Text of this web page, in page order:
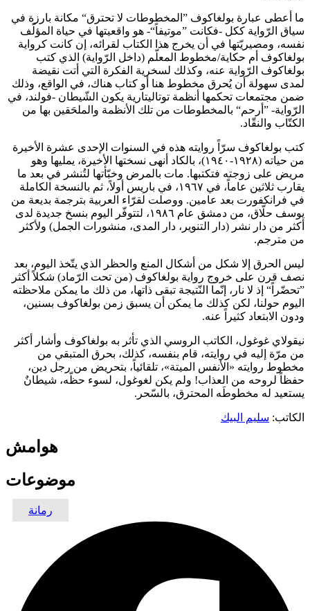
ما أعطى عبارة بولغاكوف ”المخطوطات لا تحترق“ مكانة بارزة في
سياق الرّواية ككل -فكانت ”موتيفاً“- هو واقعيتها في حياة المؤلّف
نفسه، ومصيريّتها في أن يخرج هذا الكتاب لقرائه، إن كانت كرواية
بولغاكوف أم حكاية/مخطوط المعلّم (داخل الرّواية) الذي كتب
بولغاكوف الرّواية عنه، وكذلك لسخرية الفكرة التي أتت نقيضة
لمدى سهولة أن يُحرق مخطوط هنا أو كتاب هناك، في الواقع، وذلك
ضمن مجتمعات تحكمها أنظمة توتاليتارية يكون الشّيطان -فولند، في
الرّواية- ”أرحم“ بالمخطوطات من تلك الأنظمة والملحَقين بها من
الكتّاب والنقّاد.
كتب بولغاكوف سرّاً روايته هذه في السنوات الإحدى عشرة الأخيرة
من حياته (١٩٢٨-١٩٤٠)، بالكاد أنهى نسختها الأخيرة، يمليها وهو
مريض على زوجته فتكتبها. مات بالمرض وخبّأتها لتُنشر في بعد ما
يقارب ثلاثين عاماً، في ١٩٦٧، في باريس أولاً، ثم بالنسخة الكاملة
في فرانكفورت بعد عامين. ووصلت لقرّاء العربية بترجمة بديعة من
يوسف حلّاق، من دمشق عام ١٩٨٦، لتتوفّر اليوم بنسخ جديدة لدى
أكثر من دار نشر (دار التنوير، دار المدى، منشورات الجمل) ولأكثر
من مترجم.
ليس الحرق إلا شكل من أشكال المنع والحظر الذي يتّخذ اليوم، بعد
نصف قرن على خروج رواية بولغاكوف (من تحت الرّماد) شكلاً أكثر
”تحضّراً“ إذ لا نار، إنّما النّتيجة تبقى ذاتها، من ذلك ما يمكن ملاحظته
اليوم حولنا، لكن كذلك ما يمكن أن يسبق زمن بولغاكوف بسنين،
ودون الابتعاد كثيراً عنه.
نيقولاي غوغول، الكاتب الروسي الذي تأثر به بولغاكوف وأشار أكثر
من مرّة إليه في روايته، قام بنفسه، كذلك، بحرق المتبقي من
مخطوط روايته «الأنفس الميتة»، تلقائياً، بتحريض من رجل دين،
حفظاً لروحه من العذاب! ولم يكن لغوغول، لسوء حظّه، شيطانٌ
يستعيد له مخطوطَه المحترق، بالسّحر.
الكاتب: سليم البيك
هوامش
موضوعات
رمانة